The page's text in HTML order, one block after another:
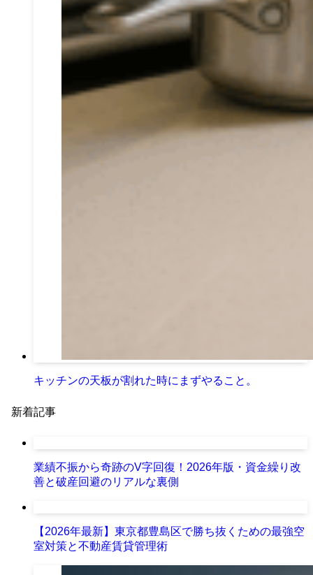
キッチンの天板が割れた時にまずやること。
新着記事
業績不振から奇跡のV字回復！2026年版・資金繰り改
善と破産回避のリアルな裏側
【2026年最新】東京都豊島区で勝ち抜くための最強空
室対策と不動産賃貸管理術